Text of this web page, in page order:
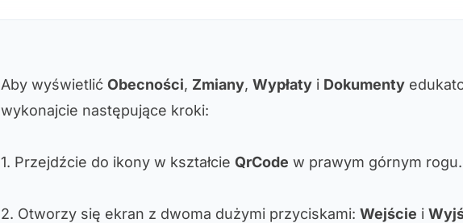
Aby wyświetlić Obecności, Zmiany, Wypłaty i Dokumenty
wykonajcie następujące kroki:
1. Przejdźcie do ikony w kształcie QrCode w prawym górnym rogu.
2. Otworzy się ekran z dwoma dużymi przyciskami: Wejście i